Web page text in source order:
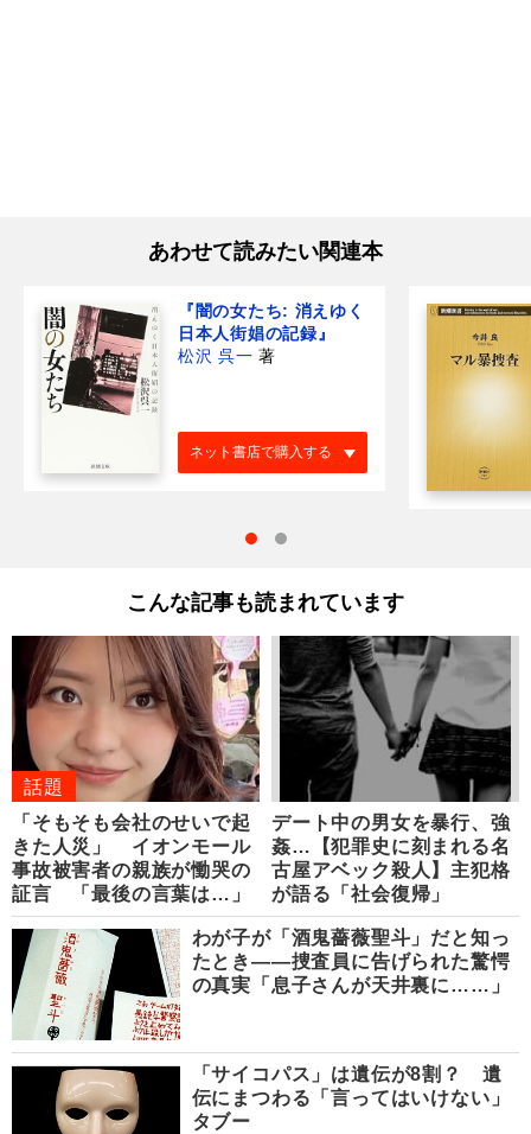
あわせて読みたい関連本
『闇の女たち: 消えゆく
日本人街娼の記録』
松沢 呉一 著
ネット書店で購入する
こんな記事も読まれています
話題
「そもそも会社のせいで起
きた人災」 イオンモール
事故被害者の親族が慟哭の
証言 「最後の言葉は…」
デート中の男女を暴行、強
姦…【犯罪史に刻まれる名
古屋アベック殺人】主犯格
が語る「社会復帰」
わが子が「酒鬼薔薇聖斗」だと知っ
たとき――捜査員に告げられた驚愕
の真実「息子さんが天井裏に……」
「サイコパス」は遺伝が8割？ 遺
伝にまつわる「言ってはいけない」
タブー